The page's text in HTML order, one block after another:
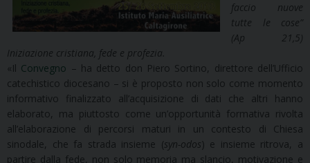
faccio nuove
tutte le cose”
(Ap 21,5)
Iniziazione cristiana, fede e profezia.
«Il Convegno – ha detto don Piero Sortino, direttore dell’Ufficio
catechistico diocesano – si è proposto non solo come momento
informativo finalizzato all’acquisizione di dati che altri hanno
elaborato, ma piuttosto come un’opportunità formativa rivolta
all’elaborazione di percorsi maturi in un contesto di Chiesa
sinodale, che fa strada insieme (syn-odos) e insieme ritrova, a
partire dalla fede, non solo memoria ma slancio, motivazione e